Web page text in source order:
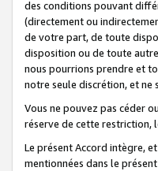
des conditions pouvant
(directement ou
de votre part, de toute
disposition ou de toute
nous pourrions prendre et
notre seule discrétion, et
Vous ne pouvez pas céder
réserve de cette restriction,
Le présent Accord intègre,
mentionnées dans le